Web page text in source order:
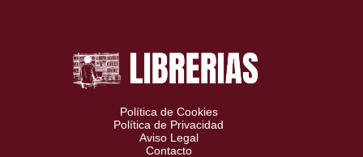
Política de Cookies
Política de Privacidad
Aviso Legal
Contacto